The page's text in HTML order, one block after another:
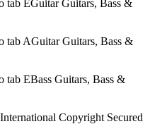
Copyright Secured